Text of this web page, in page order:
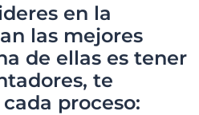
en la
las mejores
de ellas es tener
te
proceso: